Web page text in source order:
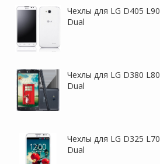
Чехлы для LG D405 L90
Dual
Чехлы для LG D380 L80
Dual
Чехлы для LG D325 L70
Dual